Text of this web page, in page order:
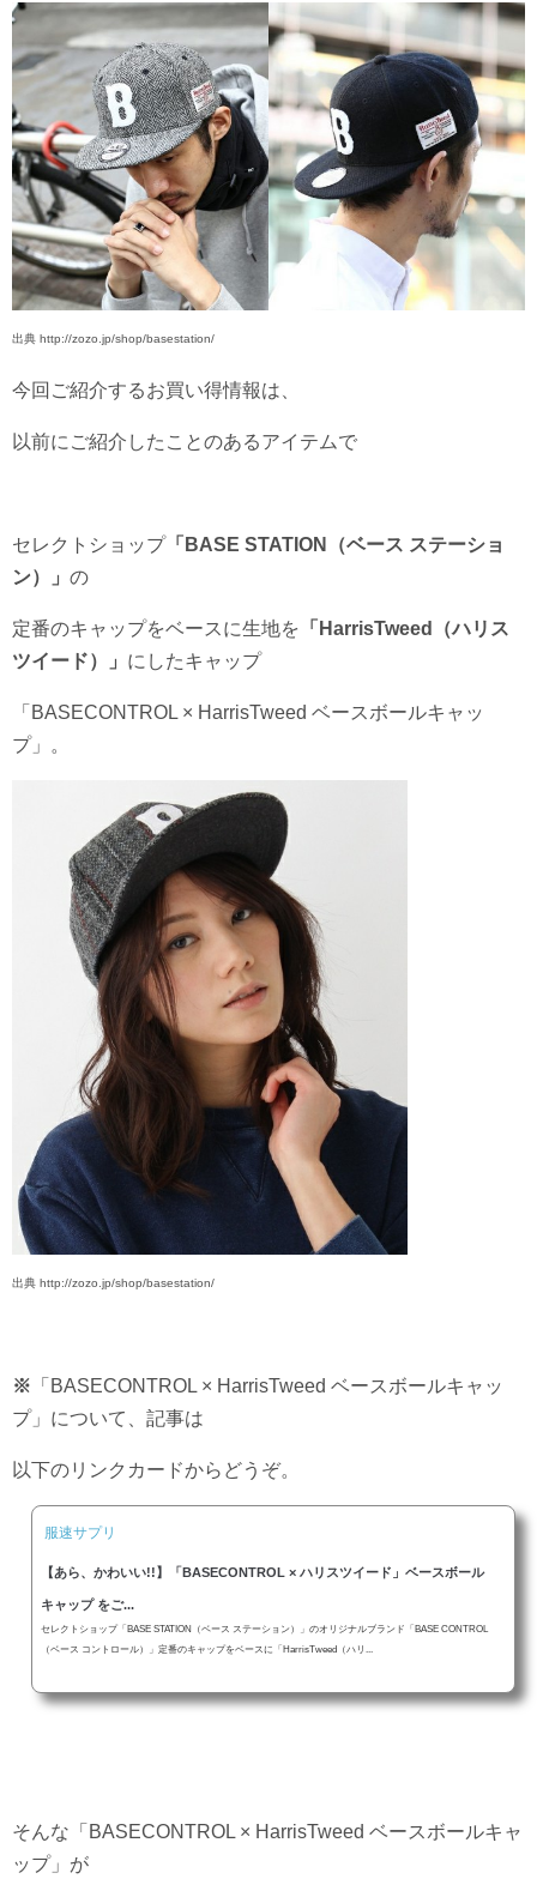
出典 http://zozo.jp/shop/basestation/
今回ご紹介するお買い得情報は、
以前にご紹介したことのあるアイテムで
セレクトショップ「BASE STATION（ベース ステーショ
ン）」 の
定番のキャップをベースに生地を 「HarrisTweed（ハリス
ツイード）」 にしたキャップ
「BASECONTROL × HarrisTweed ベースボールキャッ
プ」。
出典 http://zozo.jp/shop/basestation/
※ 「BASECONTROL × HarrisTweed ベースボールキャッ
プ」について、記事は
以下のリンクカードからどうぞ。
服速サプリ
【あら、かわいい!!】「BASECONTROL × ハリスツイード」ベースボール
キャップ をご...
セレクトショップ「BASE STATION（ベース ステーション）」のオリジナルブランド「BASE CONTROL
（ベース コントロール）」定番のキャップをベースに「HarrisTweed（ハリ...
そんな「BASECONTROL × HarrisTweed ベースボールキャ
ップ」が